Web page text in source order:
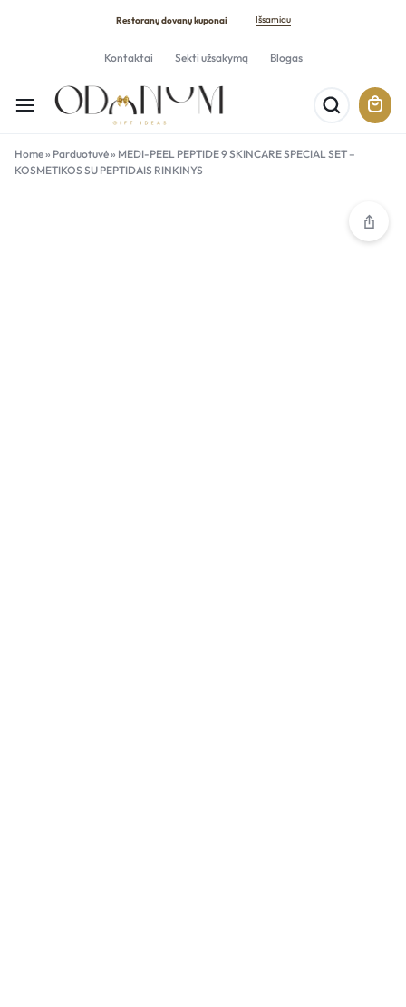
Restoranų dovanų kuponai Išsamiau
Kontaktai Sekti užsakymą Blogas
Home» Parduotuvė» MEDI-PEEL PEPTIDE 9 SKINCARE SPECIAL SET –
KOSMETIKOS SU PEPTIDAIS RINKINYS